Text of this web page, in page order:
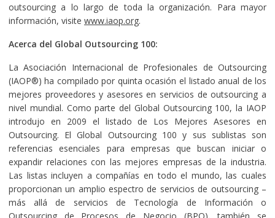
outsourcing a lo largo de toda la organización. Para mayor
información, visite www.iaop.org.
Acerca del Global Outsourcing 100:
La Asociación Internacional de Profesionales de Outsourcing
(IAOP®) ha compilado por quinta ocasión el listado anual de los
mejores proveedores y asesores en servicios de outsourcing a
nivel mundial. Como parte del Global Outsourcing 100, la IAOP
introdujo en 2009 el listado de Los Mejores Asesores en
Outsourcing. El Global Outsourcing 100 y sus sublistas son
referencias esenciales para empresas que buscan iniciar o
expandir relaciones con las mejores empresas de la industria.
Las listas incluyen a compañías en todo el mundo, las cuales
proporcionan un amplio espectro de servicios de outsourcing –
más allá de servicios de Tecnología de Información o